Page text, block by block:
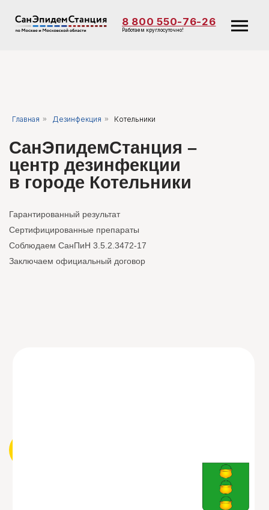
Работаем круглосуточно!
Главная » Дезинфекция » Котельники
СанЭпидемСтанция –
центр дезинфекции
в городе Котельники
Гарантированный результат
Сертифицированные препараты
Заключаем официальный договор
Соблюдаем СанПиН 3.5.2.3472-17